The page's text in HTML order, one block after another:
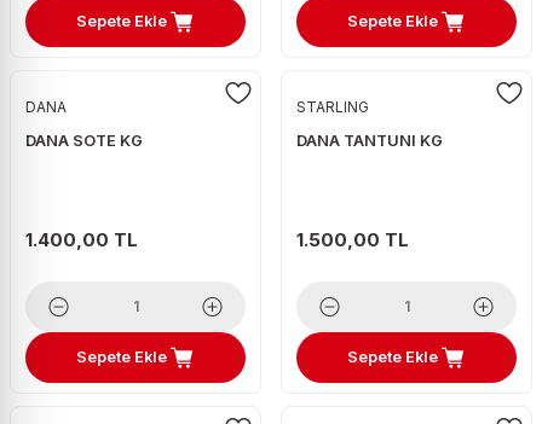
Sepete Ekle Sepete Ekle
DANA
DANA SOTE KG
1.400,00 TL
Sepete Ekle
STARLING
DANA TANTUNI KG
1.500,00 TL
Sepete Ekle